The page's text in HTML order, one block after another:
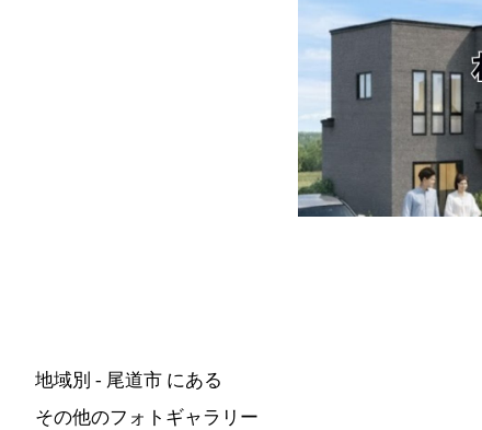
地域別 - 尾道市 にある
その他のフォトギャラリー